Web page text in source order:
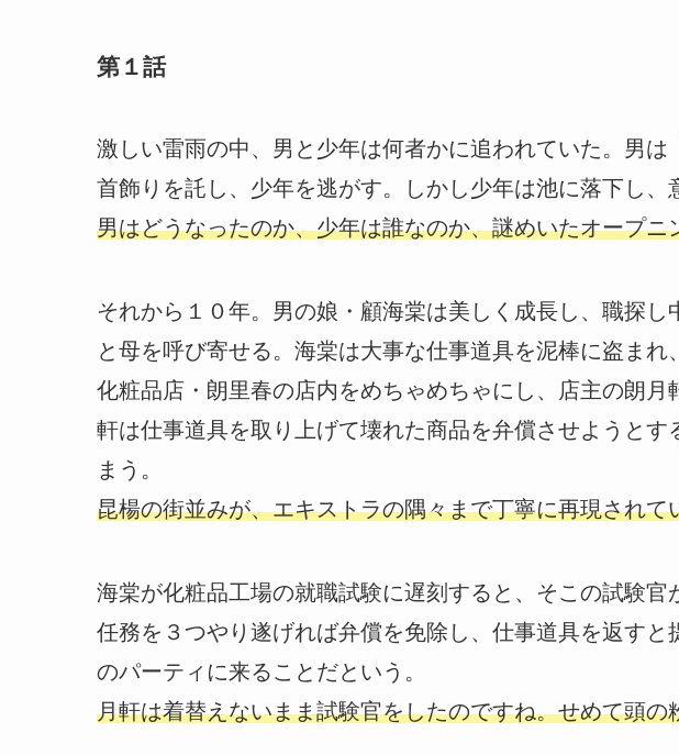
第１話
激しい雷雨の中、男と少年は何者かに追われていた。男は
首飾りを託し、少年を逃がす。しかし少年は池に落下し
男はどうなったのか、少年は誰なのか、謎めいたオープニ
それから１０年。男の娘・顧海棠は美しく成長し、職探
と母を呼び寄せる。海棠は大事な仕事道具を泥棒に盗ま
化粧品店・朗里春の店内をめちゃめちゃにし、店主の朗月
軒は仕事道具を取り上げて壊れた商品を弁償させようとす
まう。
昆楊の街並みが、エキストラの隅々まで丁寧に再現されて
海棠が化粧品工場の就職試験に遅刻すると、そこの試験官
任務を３つやり遂げれば弁償を免除し、仕事道具を返す
のパーティに来ることだという。
月軒は着替えないまま試験官をしたのですね。せめて頭の